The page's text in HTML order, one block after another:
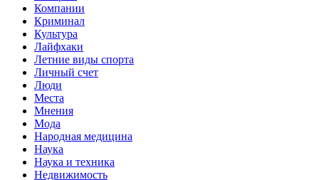
Компании
Криминал
Культура
Лайфхаки
Летние виды спорта
Личный счет
Люди
Места
Мнения
Мода
Народная медицина
Наука
Наука и техника
Недвижимость